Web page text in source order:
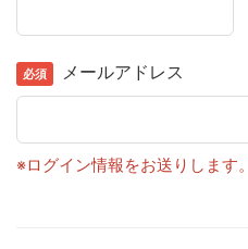
メールアドレス
※ログイン情報をお送りします